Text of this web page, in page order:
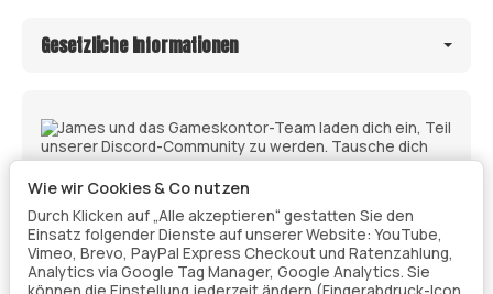
Gesetzliche Informationen
Wie wir Cookies & Co nutzen
Durch Klicken auf „Alle akzeptieren“ gestatten Sie den
Einsatz folgender Dienste auf unserer Website: YouTube,
Vimeo, Brevo, PayPal Express Checkout und Ratenzahlung,
Analytics via Google Tag Manager, Google Analytics. Sie